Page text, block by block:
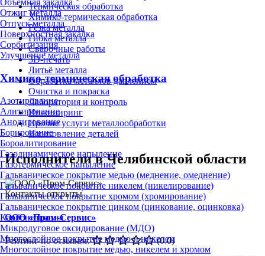
Отжиг металла
Отпуск металла
Поверхностная закалка
Сорбитизация
Улучшение металла
Химико-термическая обработка
Азотирование
Алитирование
Анодирование
Борирование
Бороалитирование
Газодинамическое напыление
Газотермическое напыление
Гальваническое покрытие медью (меднение, омеднение)
Гальваническое покрытие никелем (никелирование)
Гальваническое покрытие хромом (хромирование)
Гальваническое покрытие цинком (цинкование, оцинковка)
Карбонитрация
Микродуговое оксидирование (МДО)
Многослойное покрытие медью и никелем
Многослойное покрытие медью, никелем и хромом
Термическая обработка
Химико-термическая обработка
Резка металла
Гибка металла
Сварочные работы
3D-печать
Литьё металла
Обработка металлов давлением
Очистка и покраска
Лаборатория и контроль
Инжиниринг
Прочие услуги металлообработки
Изготовление деталей
Исполнители в Челябинской области
Контакты открыты
ООО «Пром-Сервис»
Рейтинг по отзывам:
(0.0)